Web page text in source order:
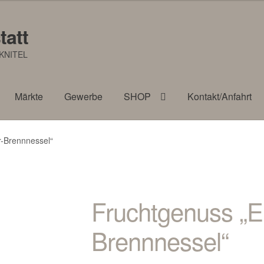
Märkte Gewerbe SHOP Kontakt/Anfahrt
Brennnessel“
Fruchtgenuss
Brennnessel“